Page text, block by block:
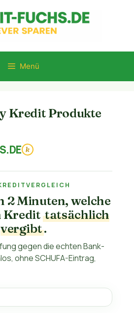
Menü
Kredit Produkte
k
2 Minuten, welche
Kredittatsächlich
vergibt.
gegen die echten Bank-
ohne SCHUFA-Eintrag,